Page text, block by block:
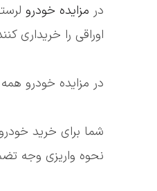
در مزایده خودرو
اوراقی را خریداری کنند که
در مزایده خودرو
شما برای خرید
نحوه واریزی وجه تضمین (10 درصد قیمت پایه) و فرم های شرکت در مزایده را از